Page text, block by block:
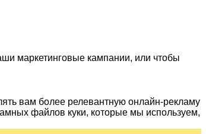
маркетинговые кампании, или чтобы
вам более релевантную онлайн-рекламу
файлов куки, которые мы используем,